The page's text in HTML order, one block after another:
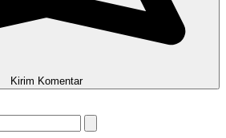
Kirim Komentar